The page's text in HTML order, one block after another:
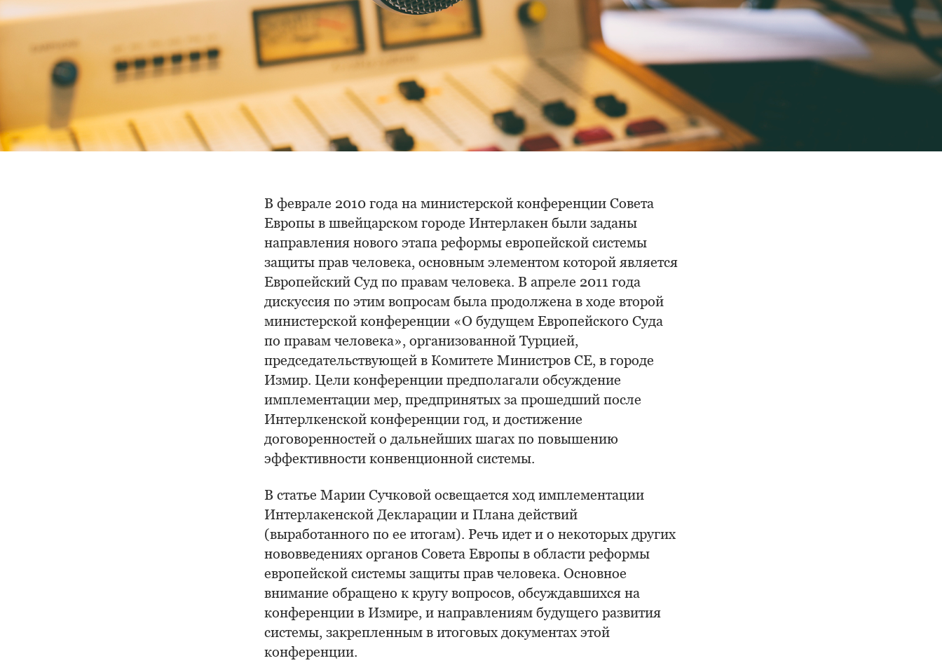
В феврале 2010 года на министерской конференции Совета
Европы в швейцарском городе Интерлакен были заданы
направления нового этапа реформы европейской системы
защиты прав человека, основным элементом которой является
Европейский Суд по правам человека. В апреле 2011 года
дискуссия по этим вопросам была продолжена в ходе второй
министерской конференции «О будущем Европейского Суда
по правам человека», организованной Турцией,
председательствующей в Комитете Министров СЕ, в городе
Измир. Цели конференции предполагали обсуждение
имплементации мер, предпринятых за прошедший после
Интерлкенской конференции год, и достижение
договоренностей о дальнейших шагах по повышению
эффективности конвенционной системы.
В статье Марии Сучковой освещается ход имплементации
Интерлакенской Декларации и Плана действий
(выработанного по ее итогам). Речь идет и о некоторых других
нововведениях органов Совета Европы в области реформы
европейской системы защиты прав человека. Основное
внимание обращено к кругу вопросов, обсуждавшихся на
конференции в Измире, и направлениям будущего развития
системы, закрепленным в итоговых документах этой
конференции.